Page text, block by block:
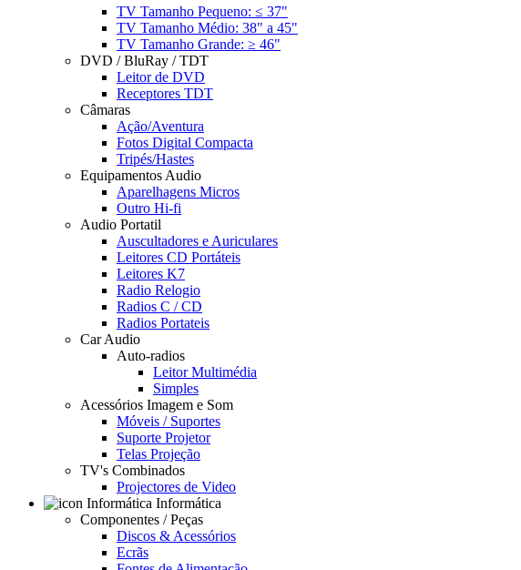
TV Tamanho Pequeno: ≤ 37"
TV Tamanho Médio: 38" a 45"
TV Tamanho Grande: ≥ 46"
DVD / BluRay / TDT
Leitor de DVD
Receptores TDT
Câmaras
Ação/Aventura
Fotos Digital Compacta
Tripés/Hastes
Equipamentos Audio
Aparelhagens Micros
Outro Hi-fi
Audio Portatil
Auscultadores e Auriculares
Leitores CD Portáteis
Leitores K7
Radio Relogio
Radios C / CD
Radios Portateis
Car Audio
Auto-radios
Leitor Multimédia
Simples
Acessórios Imagem e Som
Móveis / Suportes
Suporte Projetor
Telas Projeção
TV's Combinados
Projectores de Video
Informática
Componentes / Peças
Discos & Acessórios
Ecrãs